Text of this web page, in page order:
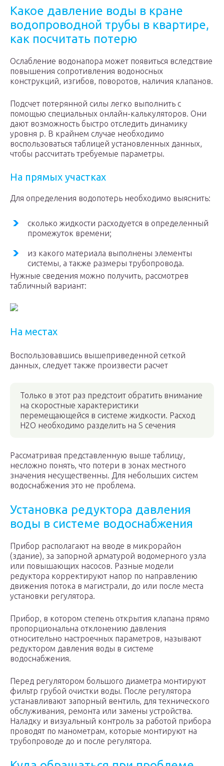
Какое давление воды в кране
водопроводной трубы в квартире,
как посчитать потерю
Ослабление водонапора может появиться вследствие
повышения сопротивления водоносных
конструкций, изгибов, поворотов, наличия клапанов.
Подсчет потерянной силы легко выполнить с
помощью специальных онлайн-калькуляторов. Они
дают возможность быстро отследить динамику
уровня p. В крайнем случае необходимо
воспользоваться таблицей установленных данных,
чтобы рассчитать требуемые параметры.
На прямых участках
Для определения водопотерь необходимо выяснить:
сколько жидкости расходуется в определенный
промежуток времени;
из какого материала выполнены элементы
системы, а также размеры трубопровода.
Нужные сведения можно получить, рассмотрев
табличный вариант:
На местах
Воспользовавшись вышеприведенной сеткой
данных, следует также произвести расчет
Только в этот раз предстоит обратить внимание
на скоростные характеристики
перемещающейся в системе жидкости. Расход
H2O необходимо разделить на S сечения
Рассматривая представленную выше таблицу,
несложно понять, что потери в зонах местного
значения несущественны. Для небольших систем
водоснабжения это не проблема.
Установка редуктора давления
воды в системе водоснабжения
Прибор располагают на вводе в микрорайон
(здание), за запорной арматурой водомерного узла
или повышающих насосов. Разные модели
редуктора корректируют напор по направлению
движения потока в магистрали, до или после места
установки регулятора.
Прибор, в котором степень открытия клапана прямо
пропорциональна отклонению давления
относительно настроечных параметров, называют
редуктором давления воды в системе
водоснабжения.
Перед регулятором большого диаметра монтируют
фильтр грубой очистки воды. После регулятора
устанавливают запорный вентиль, для технического
обслуживания, ремонта или замены устройства.
Наладку и визуальный контроль за работой прибора
проводят по манометрам, которые монтируют на
трубопроводе до и после регулятора.